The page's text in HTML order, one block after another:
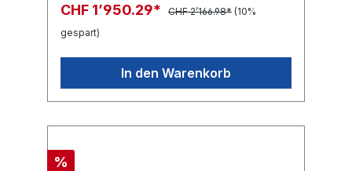
CHF 1’950.29* CHF 2’166.98* (10%
gespart)
In den Warenkorb
%